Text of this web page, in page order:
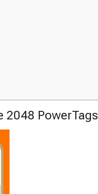
2048 PowerTags